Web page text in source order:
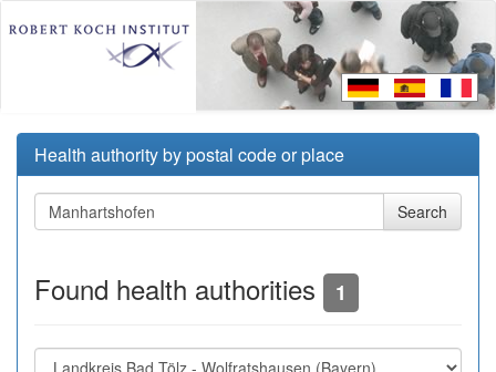
Health authority by postal code or place
Found health authorities 1